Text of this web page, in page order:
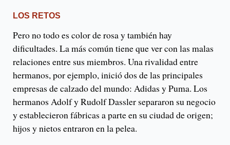
LOS RETOS
Pero no todo es color de rosa y también hay
dificultades. La más común tiene que ver con las malas
relaciones entre sus miembros. Una rivalidad entre
hermanos, por ejemplo, inició dos de las principales
empresas de calzado del mundo: Adidas y Puma. Los
hermanos Adolf y Rudolf Dassler separaron su negocio
y establecieron fábricas a parte en su ciudad de origen;
hijos y nietos entraron en la pelea.